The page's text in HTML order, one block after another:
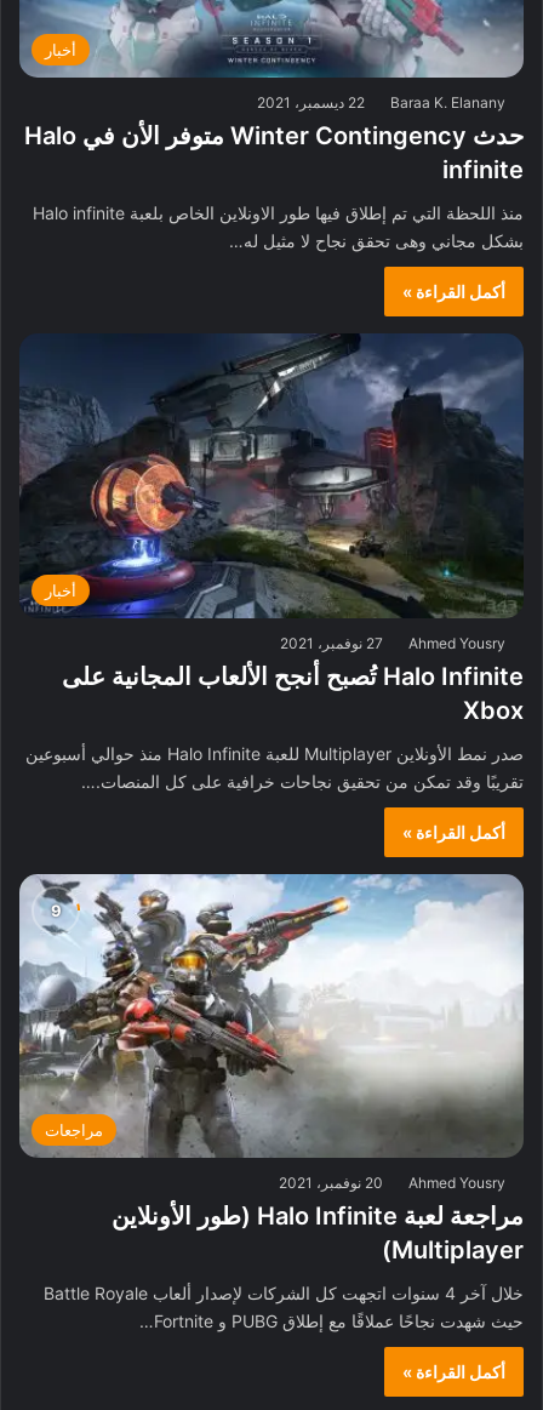
أخبار
Baraa K. Elanany 22 ديسمبر، 2021
حدث Winter Contingency متوفر الأن في Halo
infinite
منذ اللحظة التي تم إطلاق فيها طور الاونلاين الخاص بلعبة Halo infinite
بشكل مجاني وهى تحقق نجاح لا مثيل له…
أكمل القراءة »
أخبار
Ahmed Yousry 27 نوفمبر، 2021
Halo Infinite تُصبح أنجح الألعاب المجانية على
Xbox
صدر نمط الأونلاين Multiplayer للعبة Halo Infinite منذ حوالي أسبوعين
تقريبًا وقد تمكن من تحقيق نجاحات خرافية على كل المنصات.…
أكمل القراءة »
مراجعات
Ahmed Yousry 20 نوفمبر، 2021
مراجعة لعبة Halo Infinite (طور الأونلاين
Multiplayer)
خلال آخر 4 سنوات اتجهت كل الشركات لإصدار ألعاب Battle Royale
حيث شهدت نجاحًا عملاقًا مع إطلاق PUBG و Fortnite…
أكمل القراءة »